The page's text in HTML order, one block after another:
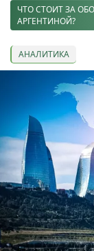
ЧТО СТОИТ ЗА
АРГЕНТИНОЙ?
АНАЛИТИКА